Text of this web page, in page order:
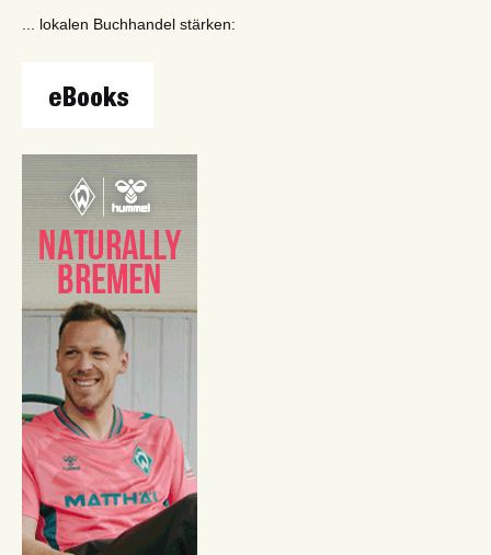
... lokalen Buchhandel stärken: